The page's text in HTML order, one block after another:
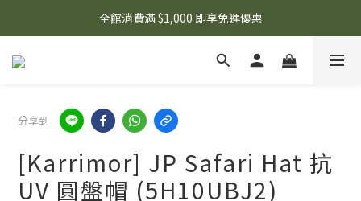
🌟 想知道現在有什麼優惠嗎？ 點擊查看最新優惠！
全館消費滿 $1,000 即享免運優惠
🌟 想知道現在有什麼優惠嗎？ 點擊查看最新優惠！
分享到
[Karrimor] JP Safari Hat 抗
UV 圓盤帽 (5H10UBJ2)